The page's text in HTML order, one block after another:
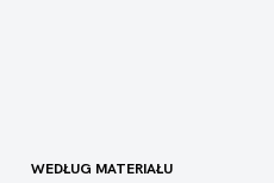
WEDŁUG MATERIAŁU